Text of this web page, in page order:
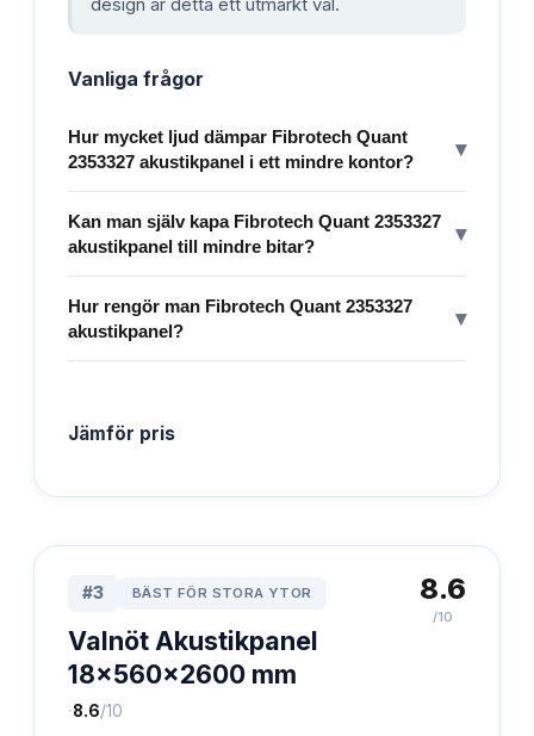
Vanliga frågor
Hur mycket ljud dämpar Fibrotech Quant
2353327 akustikpanel i ett mindre kontor?
▾
Kan man själv kapa Fibrotech Quant 2353327
akustikpanel till mindre bitar?
▾
Hur rengör man Fibrotech Quant 2353327
akustikpanel?
▾
Jämför pris
#3 BÄST FÖR STORA YTOR
Valnöt Akustikpanel
18x560x2600 mm
·8.6/10
8.6
/10